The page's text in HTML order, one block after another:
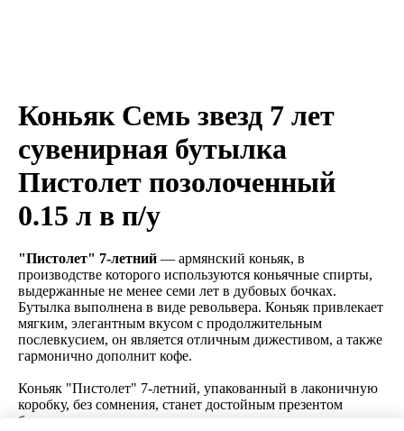
Коньяк Семь звезд 7 лет
сувенирная бутылка
Пистолет позолоченный
0.15 л в п/у
"Пистолет" 7-летний — армянский коньяк, в
производстве которого используются коньячные спирты,
выдержанные не менее семи лет в дубовых бочках.
Бутылка выполнена в виде револьвера. Коньяк привлекает
мягким, элегантным вкусом с продолжительным
послевкусием, он является отличным дижестивом, а также
гармонично дополнит кофе.
Коньяк "Пистолет" 7-летний, упакованный в лаконичную
коробку, без сомнения, станет достойным презентом
близкому человеку.